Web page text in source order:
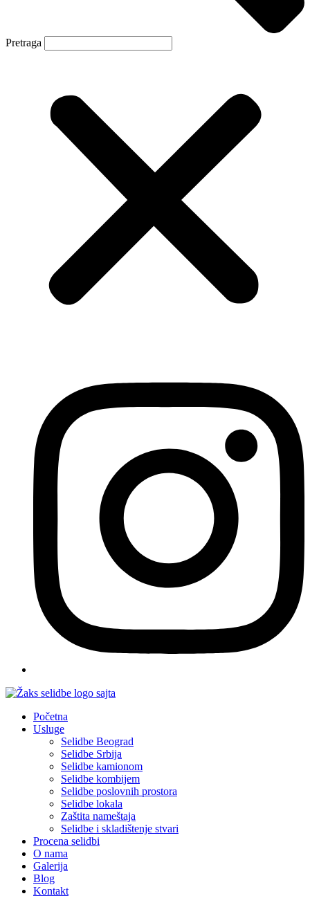
Pretraga
Početna
Usluge
Selidbe Beograd
Selidbe Srbija
Selidbe kamionom
Selidbe kombijem
Selidbe poslovnih prostora
Selidbe lokala
Zaštita nameštaja
Selidbe i skladištenje stvari
Procena selidbi
O nama
Galerija
Blog
Kontakt